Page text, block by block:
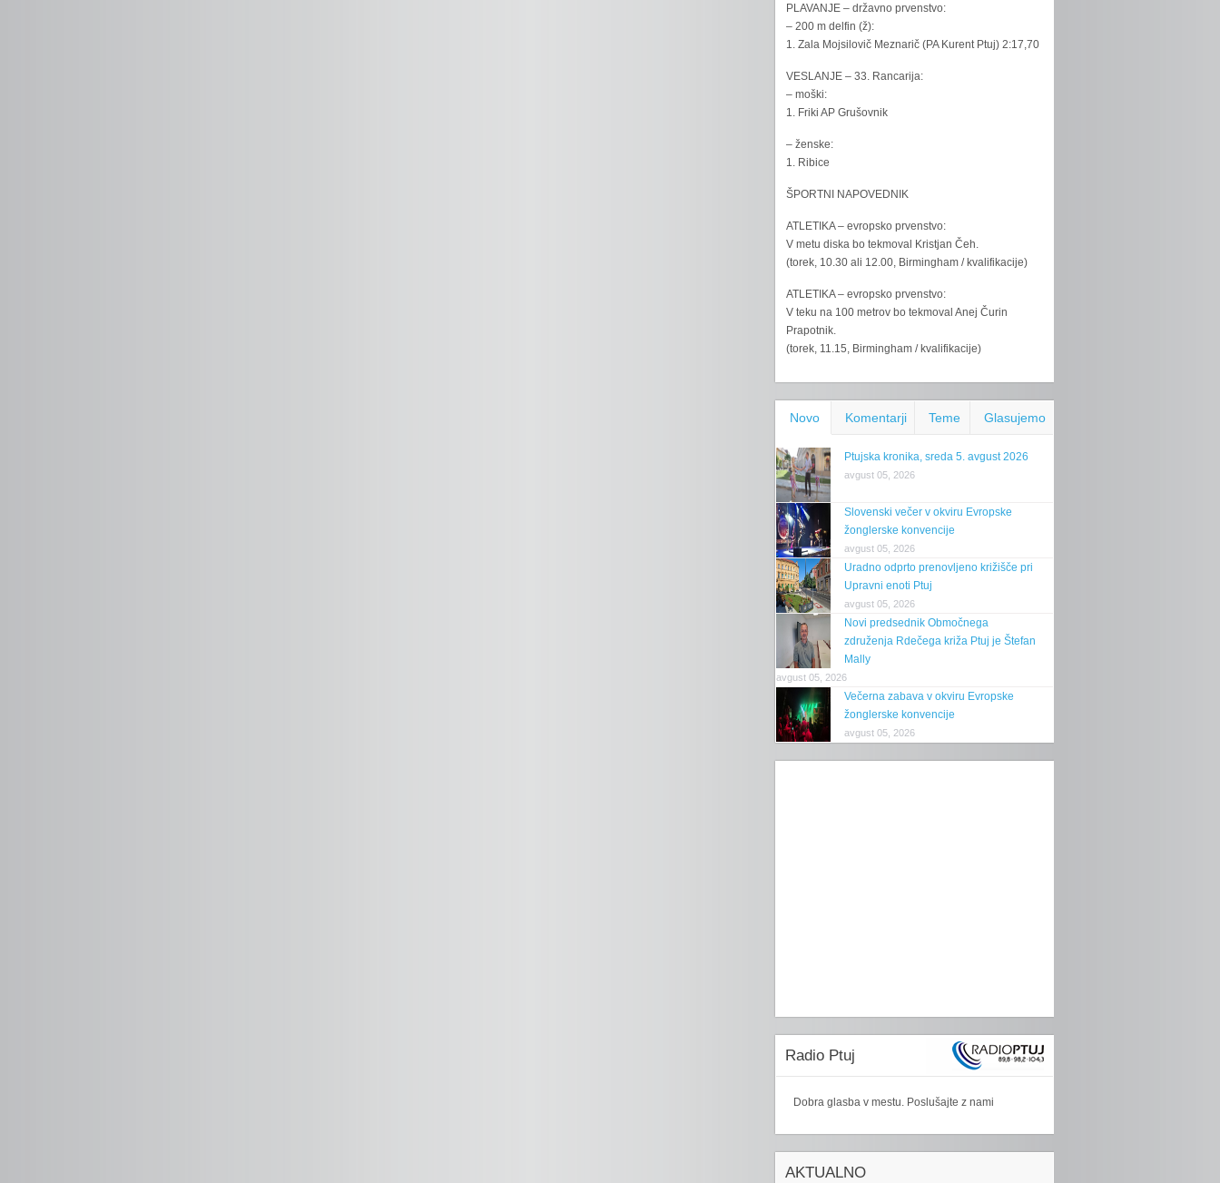
PLAVANJE – državno prvenstvo:
– 200 m delfin (ž):
1. Zala Mojsilovič Meznarič (PA Kurent Ptuj) 2:17,70
VESLANJE – 33. Rancarija:
– moški:
1. Friki AP Grušovnik
– ženske:
1. Ribice
ŠPORTNI NAPOVEDNIK
ATLETIKA – evropsko prvenstvo:
V metu diska bo tekmoval Kristjan Čeh.
(torek, 10.30 ali 12.00, Birmingham / kvalifikacije)
ATLETIKA – evropsko prvenstvo:
V teku na 100 metrov bo tekmoval Anej Čurin
Prapotnik.
(torek, 11.15, Birmingham / kvalifikacije)
Novo Komentarji Teme Glasujemo
Ptujska kronika, sreda 5. avgust 2026
avgust 05, 2026
Slovenski večer v okviru Evropske
žonglerske konvencije
avgust 05, 2026
Uradno odprto prenovljeno križišče pri
Upravni enoti Ptuj
avgust 05, 2026
Novi predsednik Območnega
združenja Rdečega križa Ptuj je Štefan
Mally
avgust 05, 2026
Večerna zabava v okviru Evropske
žonglerske konvencije
avgust 05, 2026
Radio Ptuj
Dobra glasba v mestu. Poslušajte z nami
AKTUALNO